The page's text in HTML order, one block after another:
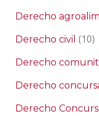
Derecho
Derecho civil (10)
Derecho
Derecho
Derecho